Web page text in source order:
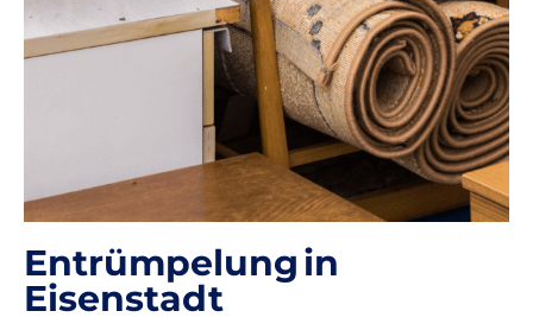
Entrümpelung in
Eisenstadt